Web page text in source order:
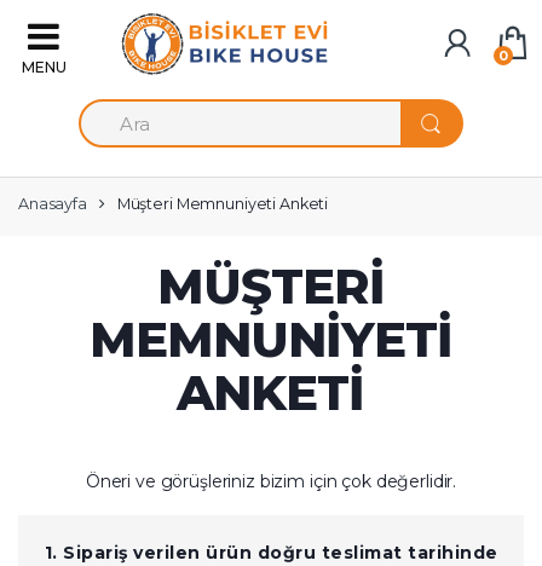
Skip to navigation
A
r
m
a
Anasayfa Müşteri Memnuniyeti Anketi
MÜŞTERI
MEMNUNIYETI
ANKETI
Öneri ve görüşleriniz bizim için çok değerlidir.
1. Sipariş verilen ürün doğru teslimat tarihinde
0